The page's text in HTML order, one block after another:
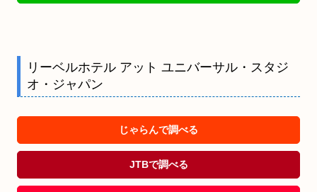
リーベルホテル アット ユニバーサル・スタジ
オ・ジャパン
じゃらんで調べる
JTBで調べる